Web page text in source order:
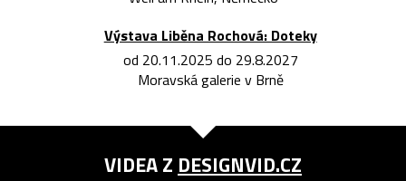
Výstava Liběna Rochová: Doteky
od 20.11.2025 do 29.8.2027
Moravská galerie v Brně
VIDEA Z DESIGNVID.CZ